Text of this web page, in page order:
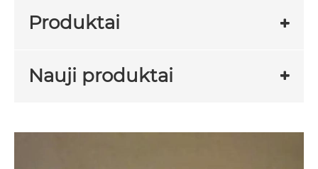
Produktai
Nauji produktai